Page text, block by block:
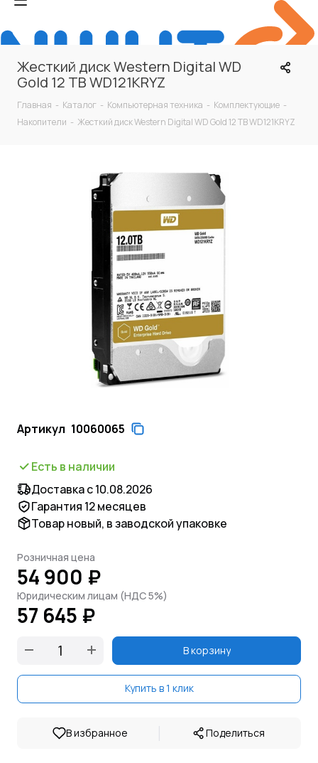
Жесткий диск Western Digital WD
Gold 12 TB WD121KRYZ
Главная - Каталог - Компьютерная техника - Комплектующие -
Накопители - Жесткий диск Western Digital WD Gold 12 TB WD121KRYZ
Артикул 10060065
Есть в наличии
Доставка с 10.08.2026
Гарантия 12 месяцев
Товар новый, в заводской упаковке
Розничная цена
54 900 ₽
Юридическим лицам (НДС 5%)
57 645 ₽
В корзину
Купить в 1 клик
В избранное | Поделиться